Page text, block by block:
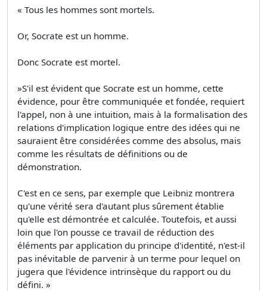
« Tous les hommes sont mortels.
Or, Socrate est un homme.
Donc Socrate est mortel.
»S'il est évident que Socrate est un homme, cette
évidence, pour être communiquée et fondée, requiert
l'appel, non à une intuition, mais à la formalisation des
relations d'implication logique entre des idées qui ne
sauraient être considérées comme des absolus, mais
comme les résultats de définitions ou de
démonstration.
C'est en ce sens, par exemple que Leibniz montrera
qu'une vérité sera d'autant plus sûrement établie
qu'elle est démontrée et calculée. Toutefois, et aussi
loin que l'on pousse ce travail de réduction des
éléments par application du principe d'identité, n'est-il
pas inévitable de parvenir à un terme pour lequel on
jugera que l'évidence intrinsèque du rapport ou du
défini. »